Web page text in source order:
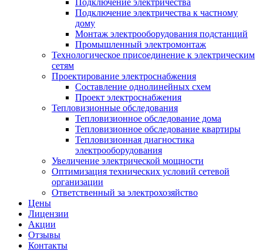
Подключение электричества
Подключение электричества к частному
дому
Монтаж электрооборудования подстанций
Промышленный электромонтаж
Технологическое присоединение к электрическим
сетям
Проектирование электроснабжения
Составление однолинейных схем
Проект электроснабжения
Тепловизионные обследования
Тепловизионное обследование дома
Тепловизионное обследование квартиры
Тепловизионная диагностика
электрооборудования
Увеличение электрической мощности
Оптимизация технических условий сетевой
организации
Ответственный за электрохозяйство
Цены
Лицензии
Акции
Отзывы
Контакты